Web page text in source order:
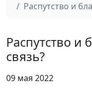
Распутство и
Распутство и
связь?
09 мая 2022
Гражданский брак:
Как быть готовым,
когда Христос